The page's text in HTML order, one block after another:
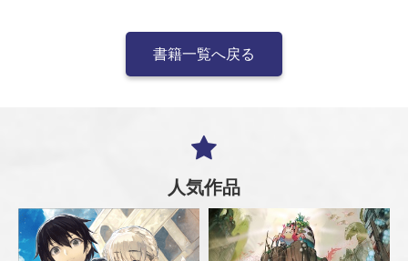
書籍一覧へ戻る
人気作品